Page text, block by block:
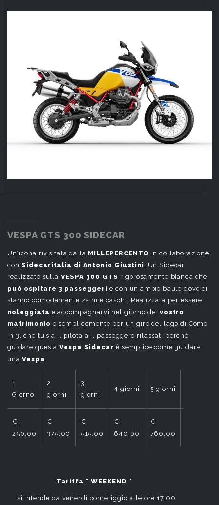
VESPA GTS 300 SIDECAR
Un’icona rivisitata dalla MILLEPERCENTO in collaborazione
con Sidecaritalia di Antonio Giustini
. Un Sidecar
realizzato sullaVESPA 300 GTS rigorosamente bianca che
può ospitare 3 passeggeri e con un ampio baule dove ci
stanno comodamente zaini e caschi. Realizzata per essere
noleggiata e accompagnarvi nel giorno delvostro
matrimonio o semplicemente per un giro del lago di Como
in 3, che tu sia il pilota a il passeggero rilassati perché
guidare questaVespa Sidecar è semplice come guidare
una Vespa
1
Giorno
2
giorni
3
giorni
4 giorni 5 giorni
€
250.00
€
375.00
€
515.00
€
640.00
€
760.00
Tariffa " WEEKEND "
si intende da venerdì pomeriggio alle ore 17.00